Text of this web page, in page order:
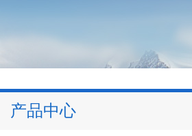
产品中心